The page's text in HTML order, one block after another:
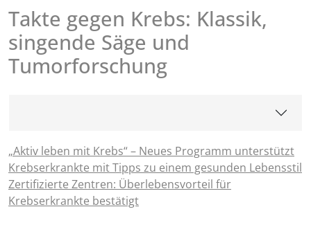
Takte gegen Krebs: Klassik,
singende Säge und
Tumorforschung
„Aktiv leben mit Krebs“ – Neues Programm unterstützt
Krebserkrankte mit Tipps zu einem gesunden Lebensstil
Zertifizierte Zentren: Überlebensvorteil für
Krebserkrankte bestätigt